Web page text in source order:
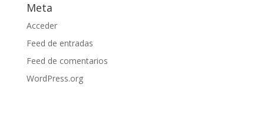
Meta
Acceder
Feed de entradas
Feed de comentarios
WordPress.org